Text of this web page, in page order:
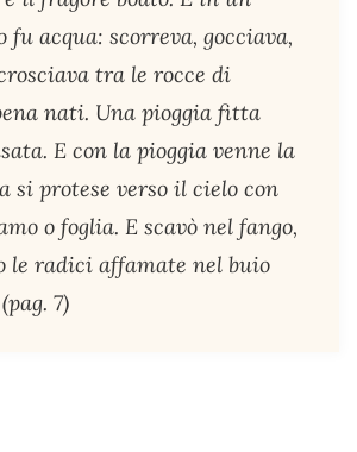
acqua: scorreva, gocciava,
tra le rocce di
nati. Una pioggia fitta
E con la pioggia venne la
si protese verso il cielo con
o foglia. E scavò nel fango,
le radici affamate nel buio
7)